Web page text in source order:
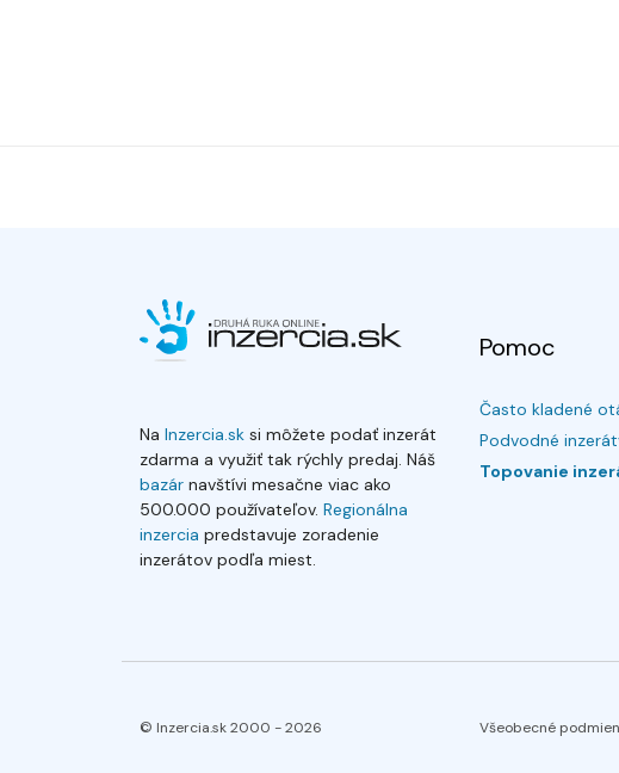
Na Inzercia.sk si môžete podať inzerát
zdarma a využiť tak rýchly predaj. Náš
bazár navštívi mesačne viac ako
500.000 používateľov. Regionálna
inzercia predstavuje zoradenie
inzerátov podľa miest.
Pomoc
Často kladené
Podvodné
Topovanie
© Inzercia.sk 2000 -2026 Všeobecné